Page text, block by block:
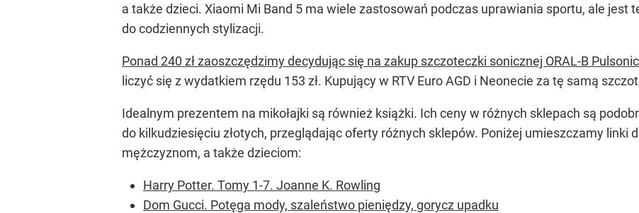
a także dzieci. Xiaomi Mi Band 5 ma wiele zastosowań podczas uprawiania sportu, ale jest
do codziennych stylizacji.
Ponad 240 zł zaoszczędzimy decydując się na zakup szczoteczki sonicznej ORAL-B
liczyć się z wydatkiem rzędu 153 zł. Kupujący w RTV Euro AGD i Neonecie za tę samą
Idealnym prezentem na mikołajki są również książki. Ich ceny w różnych sklepach są
do kilkudziesięciu złotych, przeglądając oferty różnych sklepów. Poniżej umieszczamy linki
mężczyznom, a także dzieciom:
Harry Potter. Tomy 1-7. Joanne K. Rowling
Dom Gucci. Potęga mody, szaleństwo pieniędzy, gorycz upadku